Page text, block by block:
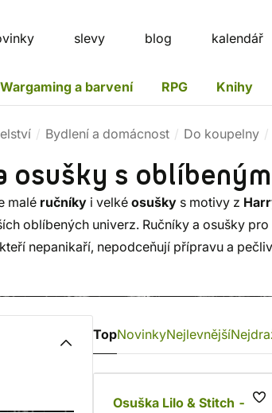
slevy blog kalendář
Wargaming a barvení RPG Knihy
Bydlení a domácnost Do koupelny
osušky s
malé ručníky i velké osušky s motivy z
oblíbených univerz. Ručníky a osušky
nepanikaří, nepodceňují přípravu a
TopNovinkyNejlevnější
Osuška Lilo & Stitch -